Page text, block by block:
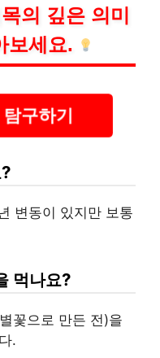
의 깊은 의미
보세요.
구하기
변동이 있지만 보통
먹나요?
꽃으로 만든 전)을
.